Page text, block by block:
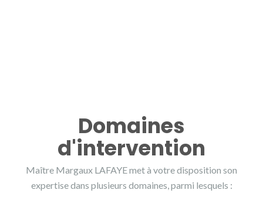
Domaines
d'intervention
Maître Margaux LAFAYE met à votre disposition son
expertise dans plusieurs domaines, parmi lesquels :